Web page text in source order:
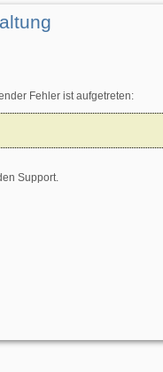
Fehler ist aufgetreten:
Support.